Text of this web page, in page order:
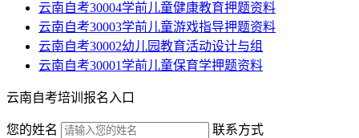
云南自考30004学前儿童健康教育押题资料
云南自考30003学前儿童游戏指导押题资料
云南自考30002幼儿园教育活动设计与组
云南自考30001学前儿童保育学押题资料
云南自考培训报名入口
您的姓名 联系方式